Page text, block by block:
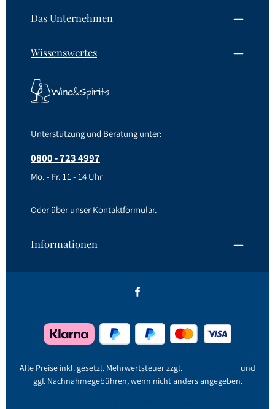
Das Unternehmen
Wissenswertes
Unterstützung und Beratung unter:
0800 - 723 4997
Mo. - Fr. 11 - 14 Uhr
Oder über unser Kontaktformular.
Informationen
Alle Preise inkl. gesetzl. Mehrwertsteuer zzgl.
und
ggf. Nachnahmegebühren, wenn nicht anders angegeben.